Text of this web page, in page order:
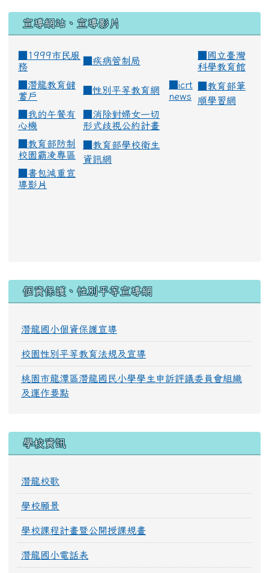
宣導網站、宣導影片
■1999市民服
務
疾病管制局
國立臺灣
科學教育館
潛龍教育儲
蓄戶
性別平等教育網
icrt
news
教育部筆
順學習網
我的午餐有
心機
消除對婦女一切
形式歧視公約計畫
教育部防制
校園霸凌專區
教育部學校衛生
資訊網
書包減重宣
導影片
個資保護、性別平等宣導網
潛龍國小個資保護宣導
校園性別平等教育法規及宣導
桃園市龍潭區潛龍國民小學學生申訴評議委員會組織
及運作要點
學校資訊
潛龍校歌
學校願景
學校課程計畫暨公開授課規畫
潛龍國小電話表